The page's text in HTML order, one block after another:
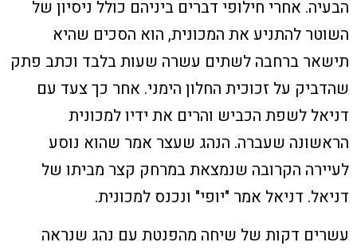
הבעיה. אחרי חילופי דברים ביניהם כולל ניסיון של
השוטר להתניע את המכונית, הוא הסכים שהיא
תישאר ברחבה לשתים עשרה שעות בלבד וכתב פתק
שהדביק על זכוכית החלון הימני. אחר כך צעד עם
דניאל לשפת הכביש והרים את ידיו למכונית
הראשונה שעברה. הנהג שעצר אמר שהוא נוסע
לעיירה הקרובה שנמצאת במרחק קצר מביתו של
דניאל. דניאל אמר "יופי" ונכנס למכונית.
עשרים דקות של שיחה מהפנטת עם נהג שנראה